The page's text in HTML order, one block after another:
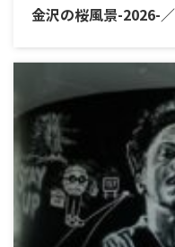
金沢の桜風景-2026-